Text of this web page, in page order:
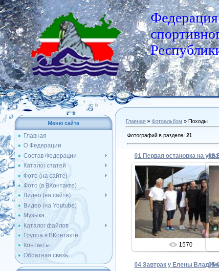
Федерация
Меню сайта
Главная
О Федерации
Состав Федерации
Каталог статей
Фото (на сайте)
Фото (в ВКонтакте)
Видео (на сайте)
Видео (на Youtube)
Музыка
Каталог файлов
Группа в ВКонтакте
Контакты
Обратная связь
Главная » Фотоальбом » Походы
Фотографий в разделе: 21
25.09.2012
Admin
1570
02